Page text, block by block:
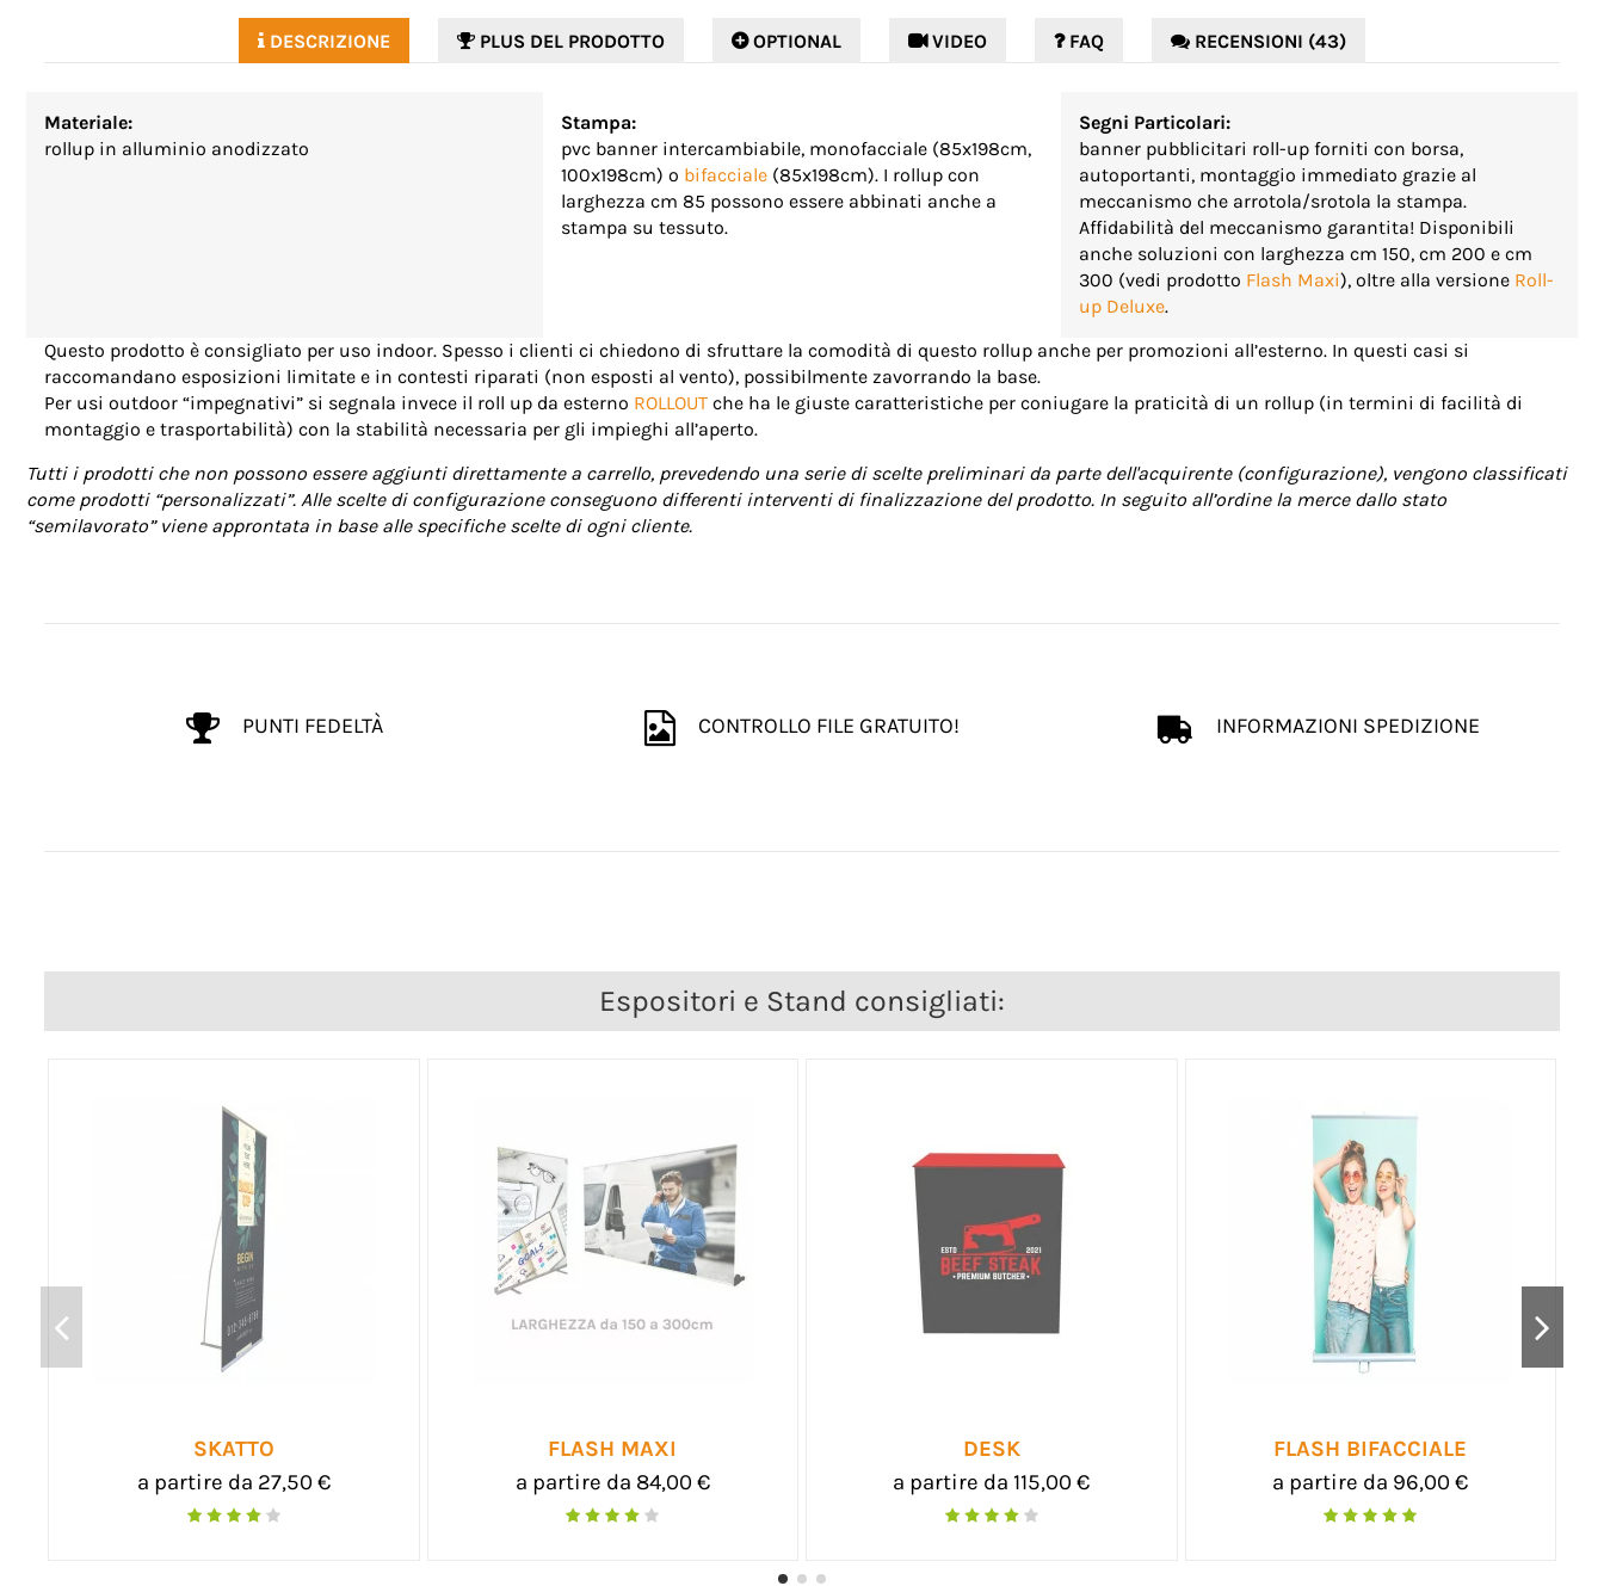
DESCRIZIONE PLUS DEL PRODOTTO  OPTIONAL  VIDEO  FAQ RECENSIONI (43)
Materiale:
rollup in alluminio anodizzato
Stampa:
pvc banner intercambiabile, monofacciale (85x198cm,
100x198cm) o bifacciale (85x198cm). I rollup con
larghezza cm 85 possono essere abbinati anche a
stampa su tessuto.
Segni Particolari:
banner pubblicitari roll-up forniti con borsa,
autoportanti, montaggio immediato grazie al
meccanismo che arrotola/srotola la stampa.
Affidabilità del meccanismo garantita! Disponibili
anche soluzioni con larghezza cm 150, cm 200 e cm
300 (vedi prodotto Flash Maxi), oltre alla versione Roll-
up Deluxe.
Questo prodotto è consigliato per uso indoor. Spesso i clienti ci chiedono di sfruttare la comodità di questo rollup anche per promozioni all’esterno. In questi casi si
raccomandano esposizioni limitate e in contesti riparati (non esposti al vento), possibilmente zavorrando la base.
Per usi outdoor “impegnativi” si segnala invece il roll up da esterno ROLLOUT che ha le giuste caratteristiche per coniugare la praticità di un rollup (in termini di facilità di
montaggio e trasportabilità) con la stabilità necessaria per gli impieghi all’aperto.
Tutti i prodotti che non possono essere aggiunti direttamente a carrello, prevedendo una serie di scelte preliminari da parte dell'acquirente (configurazione), vengono classificati
come prodotti “personalizzati”. Alle scelte di configurazione conseguono differenti interventi di finalizzazione del prodotto. In seguito all’ordine la merce dallo stato
“semilavorato” viene approntata in base alle specifiche scelte di ogni cliente.
PUNTI FEDELTÀ CONTROLLO FILE GRATUITO! INFORMAZIONI SPEDIZIONE
Espositori e Stand consigliati:
FLASH DELUXE
a partire da 89,00 €
X-BANNER
a partire da 12,00 €
a partire da 195,00 €
TOTEM SOFT ECO
a partire da 69,00 €